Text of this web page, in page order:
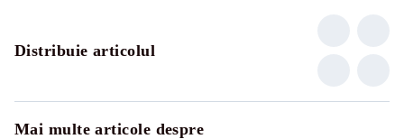
Distribuie articolul
Mai multe articole despre